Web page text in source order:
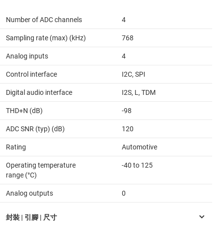
Number of ADC channels 4
Sampling rate (max) (kHz) 768
Analog inputs 4
Control interface I2C, SPI
Digital audio interface I2S, L, TDM
THD+N (dB) -98
ADC SNR (typ) (dB) 120
Rating Automotive
Operating temperature
range (°C)
-40 to 125
Analog outputs 0